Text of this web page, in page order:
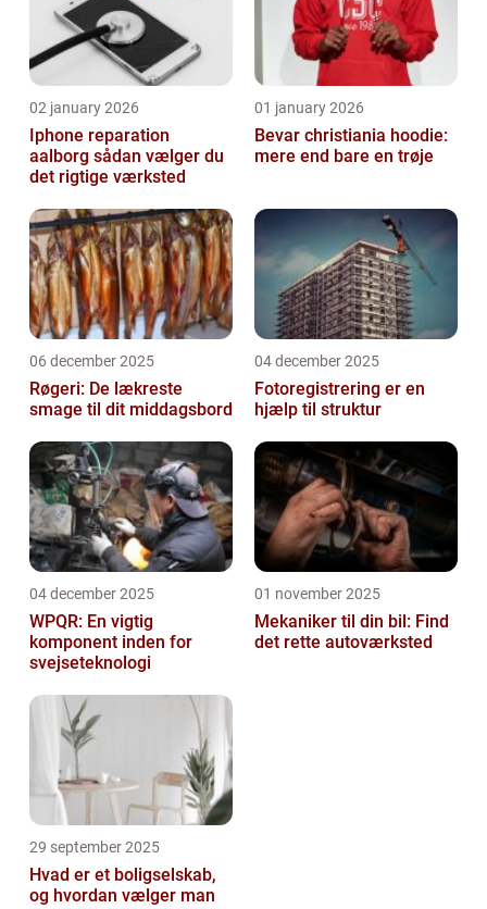
02 january 2026
Iphone reparation
aalborg sådan vælger du
det rigtige værksted
01 january 2026
Bevar christiania hoodie:
mere end bare en trøje
06 december 2025
Røgeri: De lækreste
smage til dit middagsbord
04 december 2025
Fotoregistrering er en
hjælp til struktur
04 december 2025
WPQR: En vigtig
komponent inden for
svejseteknologi
01 november 2025
Mekaniker til din bil: Find
det rette autoværksted
29 september 2025
Hvad er et boligselskab,
og hvordan vælger man